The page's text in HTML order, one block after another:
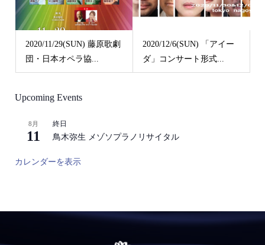
2020/11/29(SUN) 藤原歌劇
団・日本オペラ協...
2020/12/6(SUN) 「アイー
ダ」コンサート形式...
Upcoming Events
8月
11
終日
鳥木弥生 メゾソプラノリサイタル
カレンダーを表示